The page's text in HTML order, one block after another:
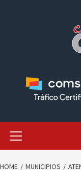
HOME MUNICIPIOS